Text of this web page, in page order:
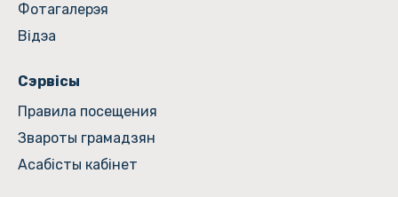
Фотагалерэя
Відэа
Сэрвісы
Правила посещения
Звароты грамадзян
Асабісты кабінет